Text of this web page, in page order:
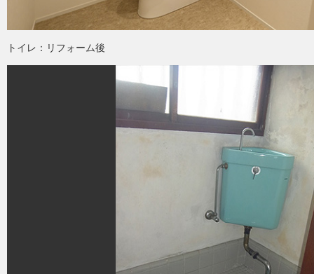
トイレ：リフォーム後